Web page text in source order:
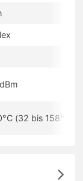
(32 bis 158°F)